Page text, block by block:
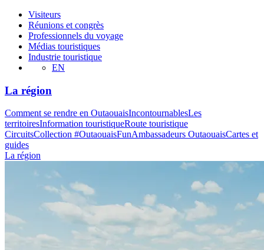
Visiteurs
Réunions et congrès
Professionnels du voyage
Médias touristiques
Industrie touristique
EN
La région
Comment se rendre en OutaouaisIncontournablesLes
territoiresInformation touristiqueRoute touristique
CircuitsCollection #OutaouaisFunAmbassadeurs OutaouaisCartes et
guides
La région